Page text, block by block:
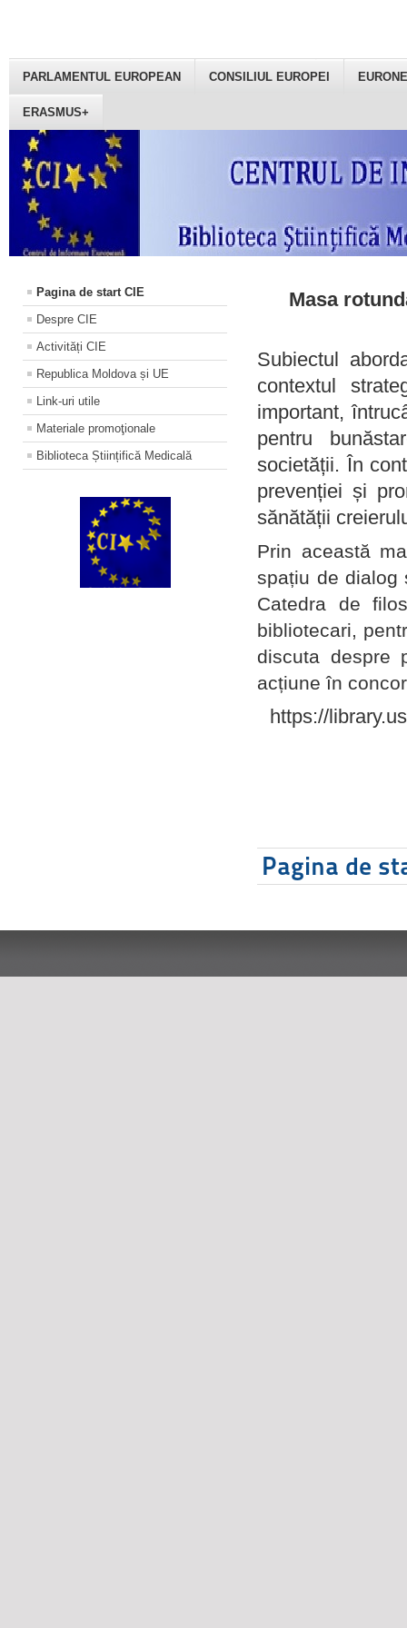
PARLAMENTUL EUROPEAN CONSILIUL EUROPEI
ERASMUS+
Pagina de start CIE
Despre CIE
Activități CIE
Republica Moldova și UE
Link-uri utile
Materiale promoţionale
Biblioteca Științifică Medicală
Masa
Subiectul
contextul
important,
pentru
societății. În
prevenției și
sănătății
Prin această
spațiu de dialog
Catedra de
bibliotecari,
discuta despre
acțiune în
https://
Pagina de